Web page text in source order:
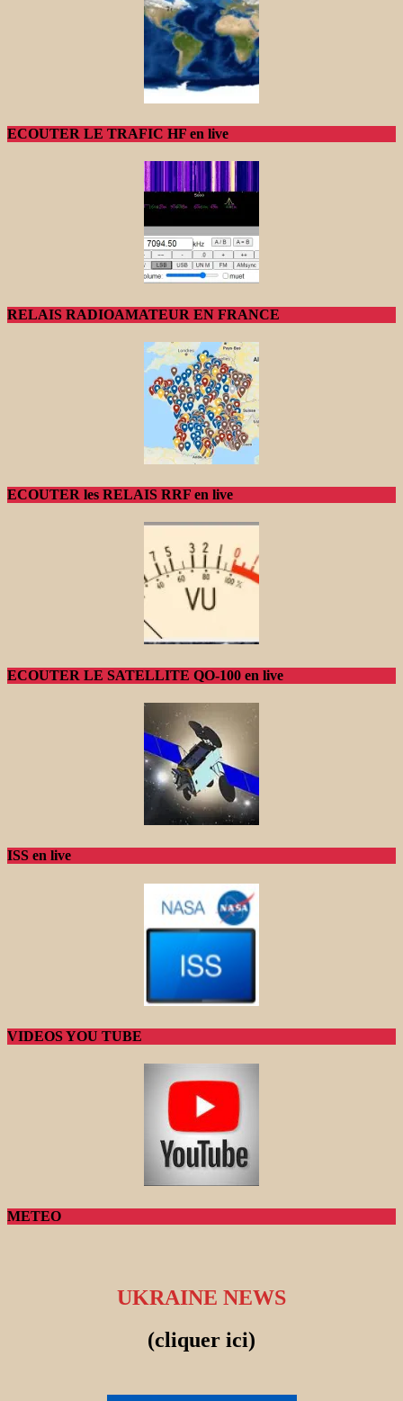
ECOUTER LE TRAFIC HF en live
RELAIS RADIOAMATEUR EN FRANCE
ECOUTER les RELAIS RRF en live
ECOUTER LE SATELLITE QO-100 en live
ISS en live
VIDEOS YOU TUBE
METEO
UKRAINE NEWS
(cliquer ici)